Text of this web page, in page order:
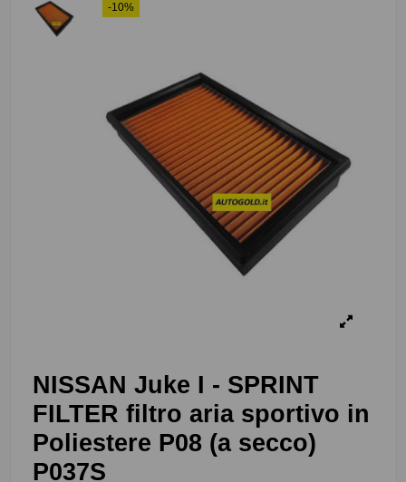
-10%
NISSAN Juke I - SPRINT
FILTER filtro aria sportivo in
Poliestere P08 (a secco)
P037S